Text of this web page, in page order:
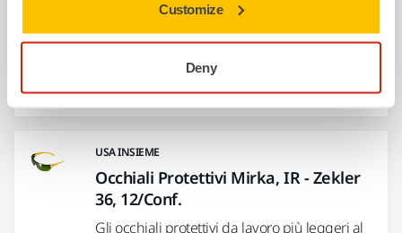
Customize
Deny
Occhiali Protettivi Mirka - Zekler 36,
12/Conf.
Gli occhiali protettivi da lavoro più leggeri al
mondo dal design moderno e con astine…
USA INSIEME
Occhiali Protettivi Mirka, IR - Zekler
36, 12/Conf.
Gli occhiali protettivi da lavoro più leggeri al